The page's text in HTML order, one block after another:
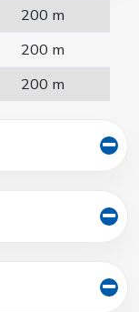
200 m
200 m
200 m